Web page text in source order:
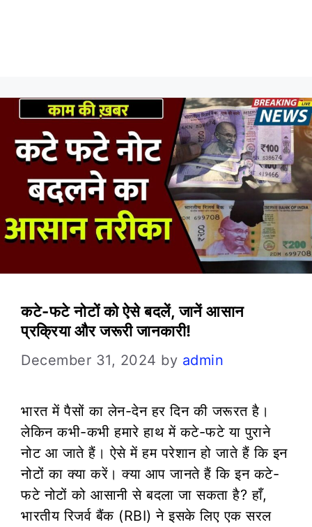
कटे-फटे नोटों को ऐसे बदलें, जानें आसान
प्रक्रिया और जरूरी जानकारी!
December 31, 2024 by admin
भारत में पैसों का लेन-देन हर दिन की जरूरत है।
लेकिन कभी-कभी हमारे हाथ में कटे-फटे या पुराने
नोट आ जाते हैं। ऐसे में हम परेशान हो जाते हैं कि इन
नोटों का क्या करें। क्या आप जानते हैं कि इन कटे-
फटे नोटों को आसानी से बदला जा सकता है? हाँ,
भारतीय रिजर्व बैंक (RBI) ने इसके लिए एक सरल